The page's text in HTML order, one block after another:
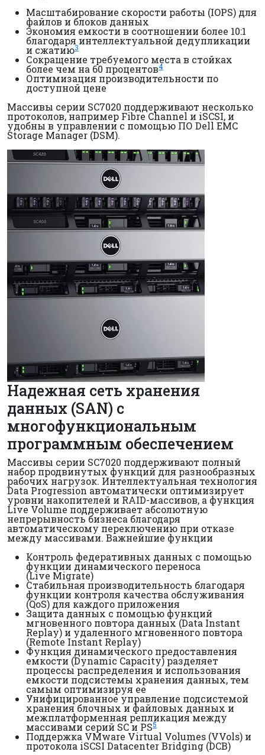
Масштабирование скорости работы (IOPS) для
файлов и блоков данных
Экономия емкости в соотношении более 10:1
благодаря интеллектуальной дедупликации
и сжатию3
Сокращение требуемого места в стойках
более чем на 60 процентов4
Оптимизация производительности по
доступной цене
Массивы серии SC7020 поддерживают несколько
протоколов, например Fibre Channel и iSCSI, и
удобны в управлении с помощью ПО Dell EMC
Storage Manager (DSM).
Надежная сеть хранения
данных (SAN) с
многофункциональным
программным обеспечением
Массивы серии SC7020 поддерживают полный
набор продвинутых функций для разнообразных
рабочих нагрузок. Интеллектуальная технология
Data Progression автоматически оптимизирует
уровни накопителей и RAID-массивов, а функция
Live Volume поддерживает абсолютную
непрерывность бизнеса благодаря
автоматическому переключению при отказе
между массивами. Важнейшие функции
Контроль федеративных данных с помощью
функции динамического переноса
(Live Migrate)
Стабильная производительность благодаря
функции контроля качества обслуживания
(QoS) для каждого приложения
Защита данных с помощью функций
мгновенного повтора данных (Data Instant
Replay) и удаленного мгновенного повтора
(Remote Instant Replay)
Функция динамического предоставления
емкости (Dynamic Capacity) разделяет
процессы распределения и использования
емкости подсистемы хранения данных, тем
самым оптимизируя ее
Унифицированное управление подсистемой
хранения блочных и файловых данных и
межплатформенная репликация между
массивами серий SC и PS5
Поддержка VMware Virtual Volumes (VVols) и
протокола iSCSI Datacenter Bridging (DCB)